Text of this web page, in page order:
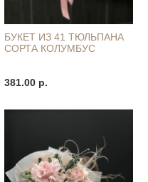
БУКЕТ ИЗ 41 ТЮЛЬПАНА
СОРТА КОЛУМБУС
381.00 р.